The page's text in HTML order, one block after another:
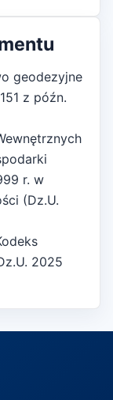
geodezyjne
z późn.
r. w
(Dz.U.
2025